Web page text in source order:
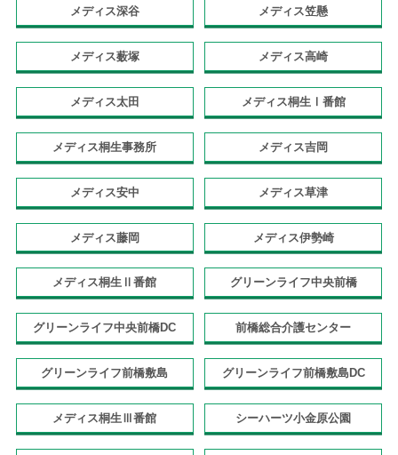
メディス深谷 メディス笠懸
メディス薮塚 メディス高崎
メディス太田 メディス桐生Ⅰ番館
メディス桐生事務所 メディス吉岡
メディス安中 メディス草津
メディス藤岡 メディス伊勢崎
メディス桐生Ⅱ番館 グリーンライフ中央前橋
グリーンライフ中央前橋DC 前橋総合介護センター
グリーンライフ前橋敷島 グリーンライフ前橋敷島DC
メディス桐生Ⅲ番館 シーハーツ小金原公園